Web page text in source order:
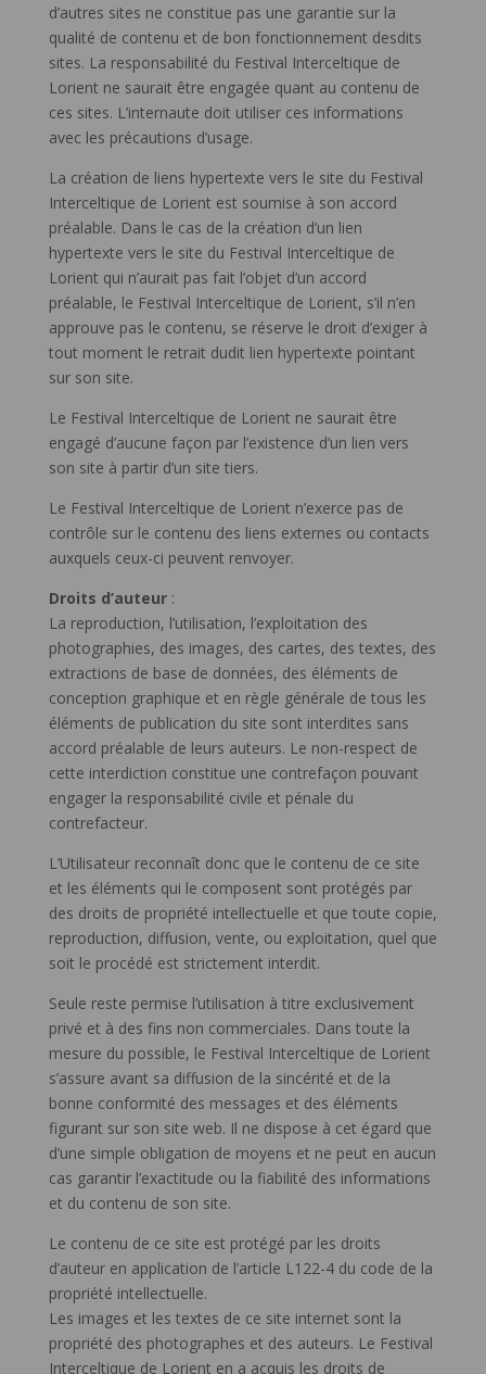
d’autres sites ne constitue pas une garantie sur la
qualité de contenu et de bon fonctionnement desdits
sites. La responsabilité du Festival Interceltique de
Lorient ne saurait être engagée quant au contenu de
ces sites. L’internaute doit utiliser ces informations
avec les précautions d’usage.
La création de liens hypertexte vers le site du Festival
Interceltique de Lorient est soumise à son accord
préalable. Dans le cas de la création d’un lien
hypertexte vers le site du Festival Interceltique de
Lorient qui n’aurait pas fait l’objet d’un accord
préalable, le Festival Interceltique de Lorient, s’il n’en
approuve pas le contenu, se réserve le droit d’exiger à
tout moment le retrait dudit lien hypertexte pointant
sur son site.
Le Festival Interceltique de Lorient ne saurait être
engagé d’aucune façon par l’existence d’un lien vers
son site à partir d’un site tiers.
Le Festival Interceltique de Lorient n’exerce pas de
contrôle sur le contenu des liens externes ou contacts
auxquels ceux-ci peuvent renvoyer.
Droits d’auteur:
La reproduction, l’utilisation, l’exploitation des
photographies, des images, des cartes, des textes, des
extractions de base de données, des éléments de
conception graphique et en règle générale de tous les
éléments de publication du site sont interdites sans
accord préalable de leurs auteurs. Le non-respect de
cette interdiction constitue une contrefaçon pouvant
engager la responsabilité civile et pénale du
contrefacteur.
L’Utilisateur reconnaît donc que le contenu de ce site
et les éléments qui le composent sont protégés par
des droits de propriété intellectuelle et que toute copie,
reproduction, diffusion, vente, ou exploitation, quel que
soit le procédé est strictement interdit.
Seule reste permise l’utilisation à titre exclusivement
privé et à des fins non commerciales. Dans toute la
mesure du possible, le Festival Interceltique de Lorient
s’assure avant sa diffusion de la sincérité et de la
bonne conformité des messages et des éléments
figurant sur son site web. Il ne dispose à cet égard que
d’une simple obligation de moyens et ne peut en aucun
cas garantir l’exactitude ou la fiabilité des informations
et du contenu de son site.
Le contenu de ce site est protégé par les droits
d’auteur en application de l’article L122-4 du code de la
propriété intellectuelle.
Les images et les textes de ce site internet sont la
propriété des photographes et des auteurs. Le Festival
Interceltique de Lorient en a acquis les droits de